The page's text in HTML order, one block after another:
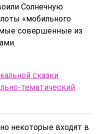
Солнечную
«мобильного
совершенные из
сказки
тематический
некоторые входят в